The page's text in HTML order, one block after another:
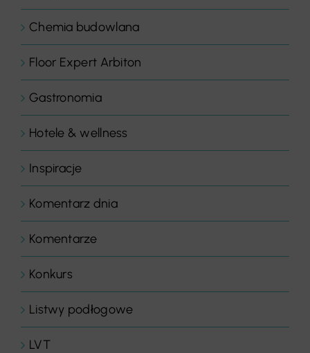
Chemia budowlana
Floor Expert Arbiton
Gastronomia
Hotele & wellness
Inspiracje
Komentarz dnia
Komentarze
Konkurs
Listwy podłogowe
LVT